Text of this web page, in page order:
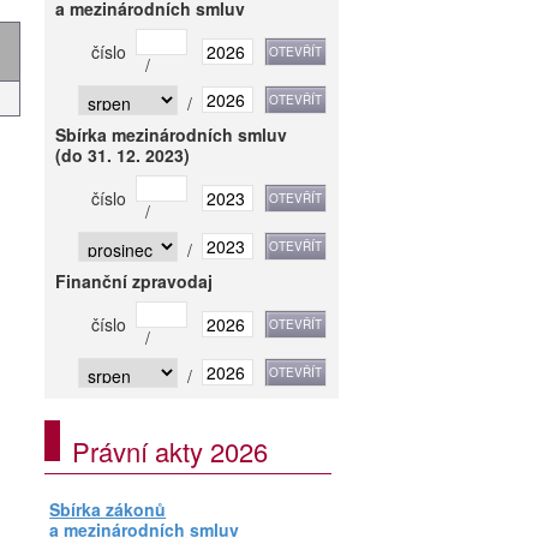
a mezinárodních smluv
číslo
/
/
Sbírka mezinárodních smluv
(do 31. 12. 2023)
číslo
/
/
Finanční zpravodaj
číslo
/
/
Právní akty 2026
Sbírka zákonů
a mezinárodních smluv